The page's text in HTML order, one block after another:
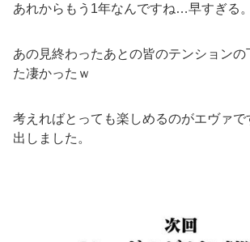
あれからもう1年なんですね…早すぎる。
あの見終わったあとの皆のテンションの
た凄かったｗ
考えればとっても楽しめるのがエヴァで
出しました。